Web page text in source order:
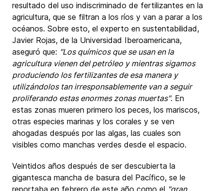
resultado del uso indiscriminado de fertilizantes en la
agricultura, que se filtran a los ríos y van a parar a los
océanos. Sobre esto, el experto en sustentabilidad,
Javier Rojas, de la Universidad Iberoamericana,
aseguró que: "Los químicos que se usan en la
agricultura vienen del petróleo y mientras sigamos
produciendo los fertilizantes de esa manera y
utilizándolos tan irresponsablemente van a seguir
proliferando estas enormes zonas muertas". En
estas zonas mueren primero los peces, los mariscos,
otras especies marinas y los corales y se ven
ahogadas después por las algas, las cuales son
visibles como manchas verdes desde el espacio.
Veintidos años después de ser descubierta la
gigantesca mancha de basura del Pacífico, se le
reportaba en febrero de este año como el "gran